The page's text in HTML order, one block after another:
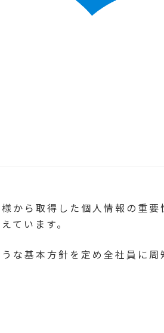
から取得した個人情報の重要
ています。
な基本方針を定め全社員に周